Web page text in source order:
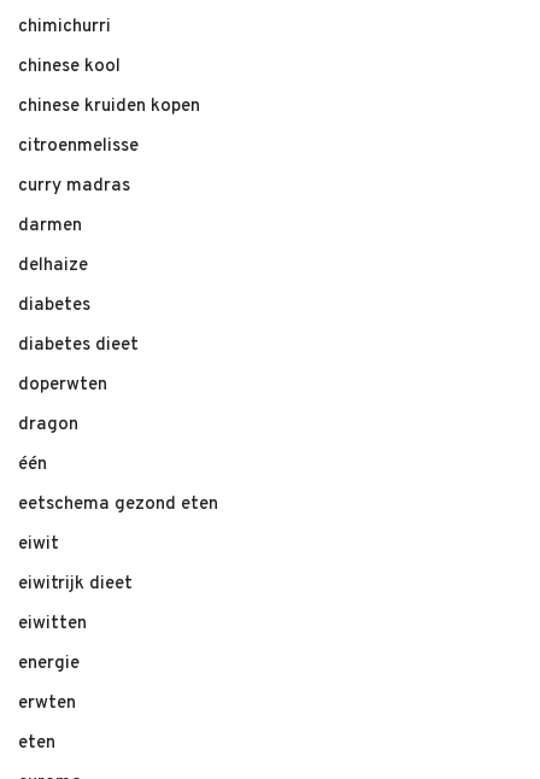
chimichurri
chinese kool
chinese kruiden kopen
citroenmelisse
curry madras
darmen
delhaize
diabetes
diabetes dieet
doperwten
dragon
één
eetschema gezond eten
eiwit
eiwitrijk dieet
eiwitten
energie
erwten
eten